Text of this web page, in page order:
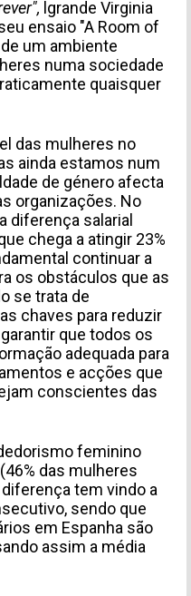
grande Virginia
ensaio "A Room of
um ambiente
numa sociedade
quaisquer
das mulheres no
ainda estamos num
de género afecta
organizações. No
diferença salarial
chega a atingir 23%
continuar a
os obstáculos que as
se trata de
chaves para reduzir
que todos os
adequada para
e acções que
conscientes das
feminino
das mulheres
tem vindo a
sendo que
em Espanha são
assim a média